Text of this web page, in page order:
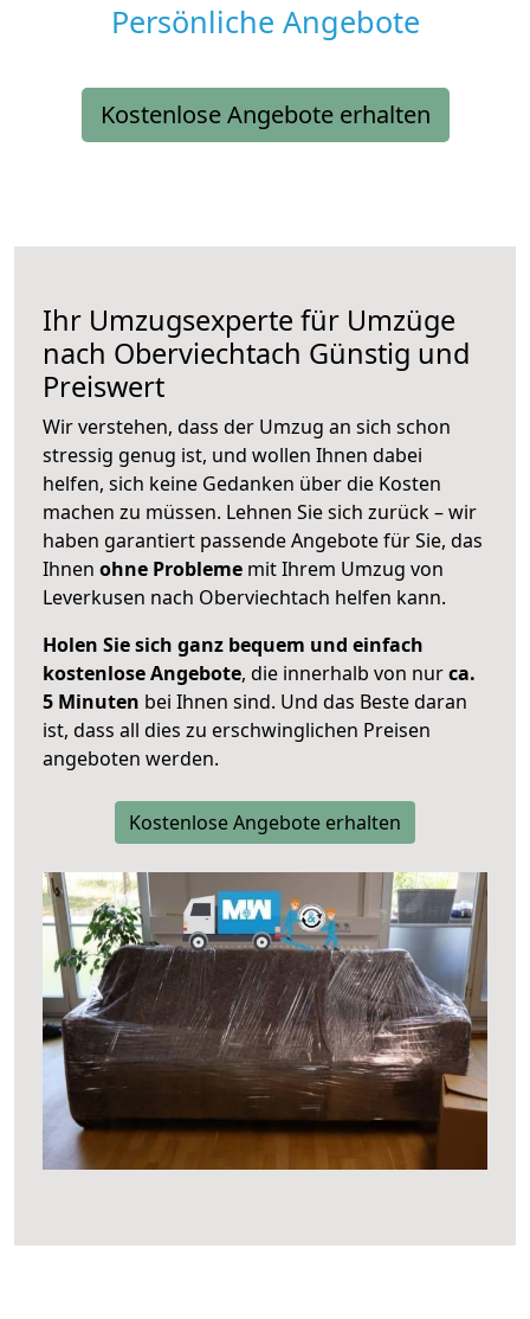
Persönliche Angebote
Kostenlose Angebote erhalten
Ihr Umzugsexperte für Umzüge
nach Oberviechtach Günstig und
Preiswert
Wir verstehen, dass der Umzug an sich schon
stressig genug ist, und wollen Ihnen dabei
helfen, sich keine Gedanken über die Kosten
machen zu müssen. Lehnen Sie sich zurück – wir
haben garantiert passende Angebote für Sie, das
Ihnen ohne Probleme mit Ihrem Umzug von
Leverkusen nach Oberviechtach helfen kann.
Holen Sie sich ganz bequem und einfach
kostenlose Angebote, die innerhalb von nurca.
5 Minuten bei Ihnen sind. Und das Beste daran
ist, dass all dies zu erschwinglichen Preisen
angeboten werden.
Kostenlose Angebote erhalten